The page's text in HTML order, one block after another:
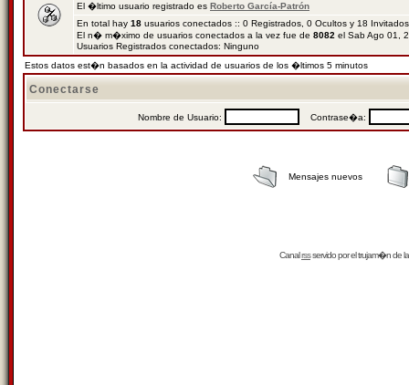
El �ltimo usuario registrado es Roberto García-Patrón
En total hay 18 usuarios conectados :: 0 Registrados, 0 Ocultos y 18
El n� m�ximo de usuarios conectados a la vez fue de 8082 el Sab Ago 01,
Usuarios Registrados conectados: Ninguno
Estos datos est�n basados en la actividad de usuarios de los �ltimos 5 minutos
Conectarse
Nombre de Usuario: Contrase�a:
Mensajes nuevos
Canalrssservido por eltrujam�nde